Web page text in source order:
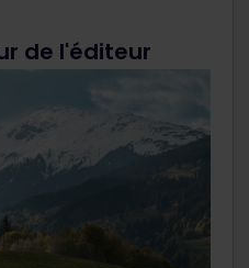
de l'éditeur